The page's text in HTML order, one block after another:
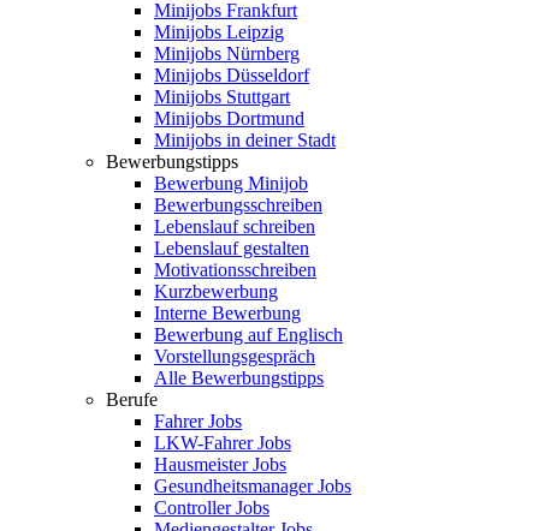
Minijobs Frankfurt
Minijobs Leipzig
Minijobs Nürnberg
Minijobs Düsseldorf
Minijobs Stuttgart
Minijobs Dortmund
Minijobs in deiner Stadt
Bewerbungstipps
Bewerbung Minijob
Bewerbungsschreiben
Lebenslauf schreiben
Lebenslauf gestalten
Motivationsschreiben
Kurzbewerbung
Interne Bewerbung
Bewerbung auf Englisch
Vorstellungsgespräch
Alle Bewerbungstipps
Berufe
Fahrer Jobs
LKW-Fahrer Jobs
Hausmeister Jobs
Gesundheitsmanager Jobs
Controller Jobs